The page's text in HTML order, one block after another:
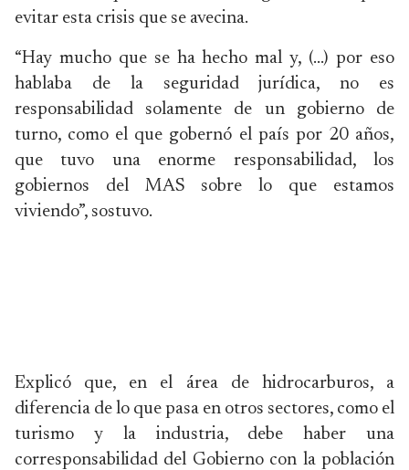
evitar esta crisis que se avecina.
“Hay mucho que se ha hecho mal y, (…) por eso
hablaba de la seguridad jurídica, no es
responsabilidad solamente de un gobierno de
turno, como el que gobernó el país por 20 años,
que tuvo una enorme responsabilidad, los
gobiernos del MAS sobre lo que estamos
viviendo”, sostuvo.
Explicó que, en el área de hidrocarburos, a
diferencia de lo que pasa en otros sectores, como el
turismo y la industria, debe haber una
corresponsabilidad del Gobierno con la población